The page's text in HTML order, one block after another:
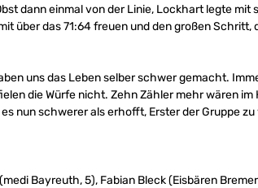
dann einmal von der Linie, Lockhart legte
über das 71:64 freuen und den großen
uns das Leben selber schwer gemacht.
die Würfe nicht. Zehn Zähler mehr wären im
nun schwerer als erhofft, Erster der Gruppe
Bayreuth, 5), Fabian Bleck (Eisbären